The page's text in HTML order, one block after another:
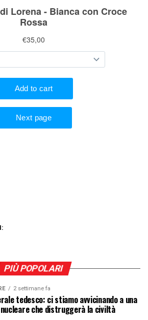
PIÙ POPOLARI
2 settimane fa
tedesco: ci stiamo avvicinando a una
che distruggerà la civiltà